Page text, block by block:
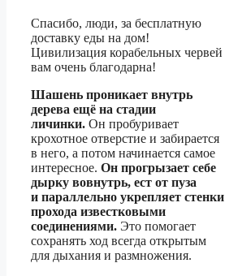
Спасибо, люди, за бесплатную
доставку еды на дом!
Цивилизация корабельных червей
вам очень благодарна!
Шашень проникает внутрь
дерева ещё на стадии
личинки. Он пробуривает
крохотное отверстие и забирается
в него, а потом начинается самое
интересное. Он прогрызает себе
дырку вовнутрь, ест от пуза
и параллельно укрепляет стенки
прохода известковыми
соединениями. Это помогает
сохранять ход всегда открытым
для дыхания и размножения.